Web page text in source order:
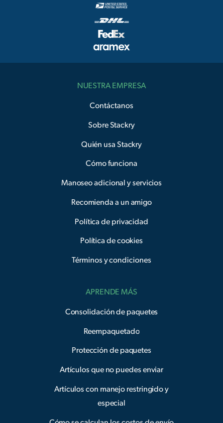
NUESTRA EMPRESA
Contáctanos
Sobre Stackry
Quién usa Stackry
Cómo funciona
Manoseo adicional y servicios
Recomienda a un amigo
Política de privacidad
Política de cookies
Términos y condiciones
APRENDE MÁS
Consolidación de paquetes
Reempaquetado
Protección de paquetes
Artículos que no puedes enviar
Artículos con manejo restringido y
especial